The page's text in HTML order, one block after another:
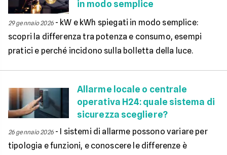
in modo semplice
29 gennaio 2026- kW e kWh spiegati in modo semplice:
scopri la differenza tra potenza e consumo, esempi
pratici e perché incidono sulla bolletta della luce.
Allarme locale o centrale
operativa H24: quale sistema di
sicurezza scegliere?
26 gennaio 2026- I sistemi di allarme possono variare per
tipologia e funzioni, e conoscere le differenze è